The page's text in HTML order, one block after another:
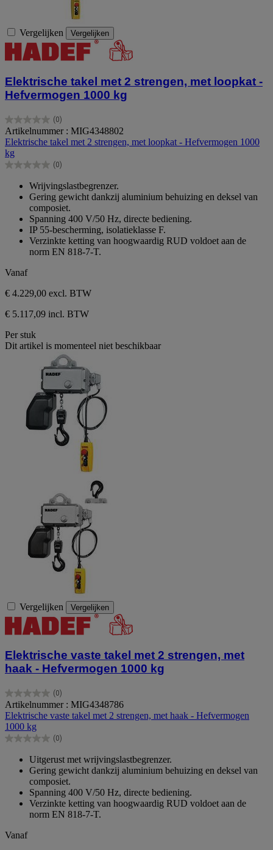
Vergelijken Vergelijken
Elektrische takel met 2 strengen, met loopkat -
Hefvermogen 1000 kg
(0)
0.0
van
de
5
sterren.
Artikelnummer : MIG4348802
Elektrische takel met 2 strengen, met loopkat - Hefvermogen 1000
kg
(0)
0.0
sterren.
Wrijvingslastbegrenzer.
Gering gewicht dankzij aluminium behuizing en deksel van
composiet.
Spanning 400 V/50 Hz, directe bediening.
IP 55-bescherming, isolatieklasse F.
Verzinkte ketting van hoogwaardig RUD voldoet aan de
norm EN 818-7-T.
Vanaf
€ 4.229,00 excl. BTW
€ 5.117,09 incl. BTW
Per stuk
Dit artikel is momenteel niet beschikbaar
Vergelijken Vergelijken
Elektrische vaste takel met 2 strengen, met
haak - Hefvermogen 1000 kg
(0)
0.0
van
de
5
sterren.
Artikelnummer : MIG4348786
Elektrische vaste takel met 2 strengen, met haak - Hefvermogen
1000 kg
(0)
0.0
sterren.
Uitgerust met wrijvingslastbegrenzer.
Gering gewicht dankzij aluminium behuizing en deksel van
composiet.
Spanning 400 V/50 Hz, directe bediening.
Verzinkte ketting van hoogwaardig RUD voldoet aan de
norm EN 818-7-T.
Vanaf